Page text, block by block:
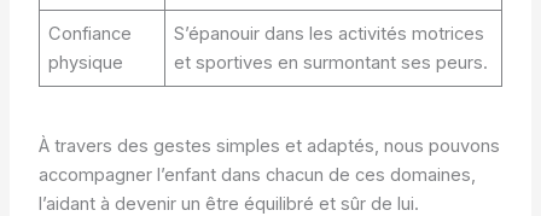
Confiance
physique
S’épanouir dans les activités motrices
et sportives en surmontant ses peurs.
À travers des gestes simples et adaptés, nous pouvons
accompagner l’enfant dans chacun de ces domaines,
l’aidant à devenir un être équilibré et sûr de lui.